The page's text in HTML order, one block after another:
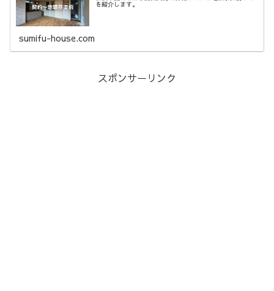
を紹介します。
sumifu-house.com
スポンサーリンク